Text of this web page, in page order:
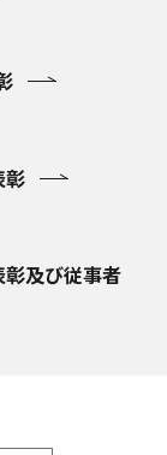
及び従事者